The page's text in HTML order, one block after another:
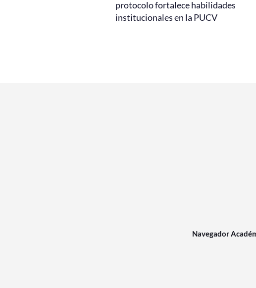
protocolo fortalece habilidades
institucionales en la PUCV
Navegador